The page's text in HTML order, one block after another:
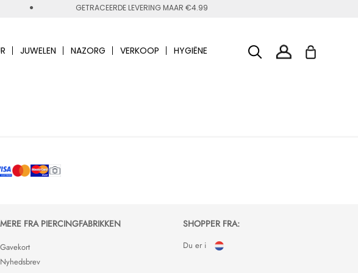
GETRACEERDE LEVERING MAAR €4.99
JUWELEN NAZORG VERKOOP HYGIËNE
MERE FRA PIERCINGFABRIKKEN
Gavekort
Nyhedsbrev
SHOPPER FRA:
Du er i